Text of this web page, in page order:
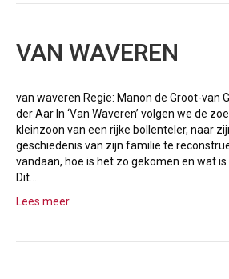
VAN WAVEREN
van waveren Regie: Manon de Groot-van
der Aar In ‘Van Waveren’ volgen we de
kleinzoon van een rijke bollenteler, naar
geschiedenis van zijn familie te
vandaan, hoe is het zo gekomen en wat
Dit…
Lees meer